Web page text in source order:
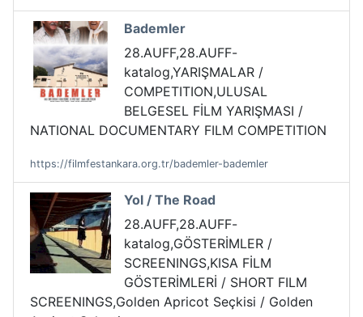
Bademler
28.AUFF,28.AUFF-
katalog,YARIŞMALAR /
COMPETITION,ULUSAL
BELGESEL FİLM YARIŞMASI /
NATIONAL DOCUMENTARY FILM COMPETITION
https://filmfestankara.org.tr/bademler-bademler
Yol / The Road
28.AUFF,28.AUFF-
katalog,GÖSTERİMLER /
SCREENINGS,KISA FİLM
GÖSTERİMLERİ / SHORT FILM
SCREENINGS,Golden Apricot Seçkisi / Golden